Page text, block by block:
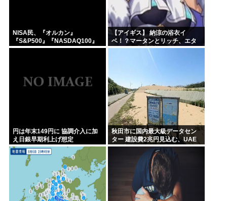
NISA民、『オルカン』
『S&P500』『NASDAQ100』
しか買わない
【アイギス】 納涼の浴衣イ
ベ！？マータンとリッチ、エタ
ーナーが来る模様！！！
円は年末149円に 協調介入に加
え日銀早期利上げ想定
秋田市に国内最大級データセン
ター 建設費2兆円見込む、UAE
など投資